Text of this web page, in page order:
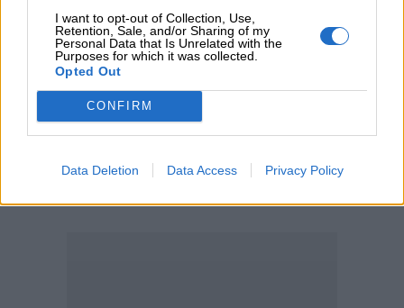
I want to opt-out of Collection, Use,
Retention, Sale, and/or Sharing of my
Personal Data that Is Unrelated with the
Purposes for which it was collected.
Opted Out
CONFIRM
Data Deletion Data Access Privacy Policy
05.08.2026 - 12:11
Αντώνης Βουκλαρής - «ΕΡΡΙΚΟΣ ΝΤΥΝΑΝ»
05.08.2026 - 11:30
Η νέα εποχή στην εκπαίδευση των ασφαλιστικών
διαμεσολαβητών
ΠΕΡΙΣΣΟΤΕΡΑ